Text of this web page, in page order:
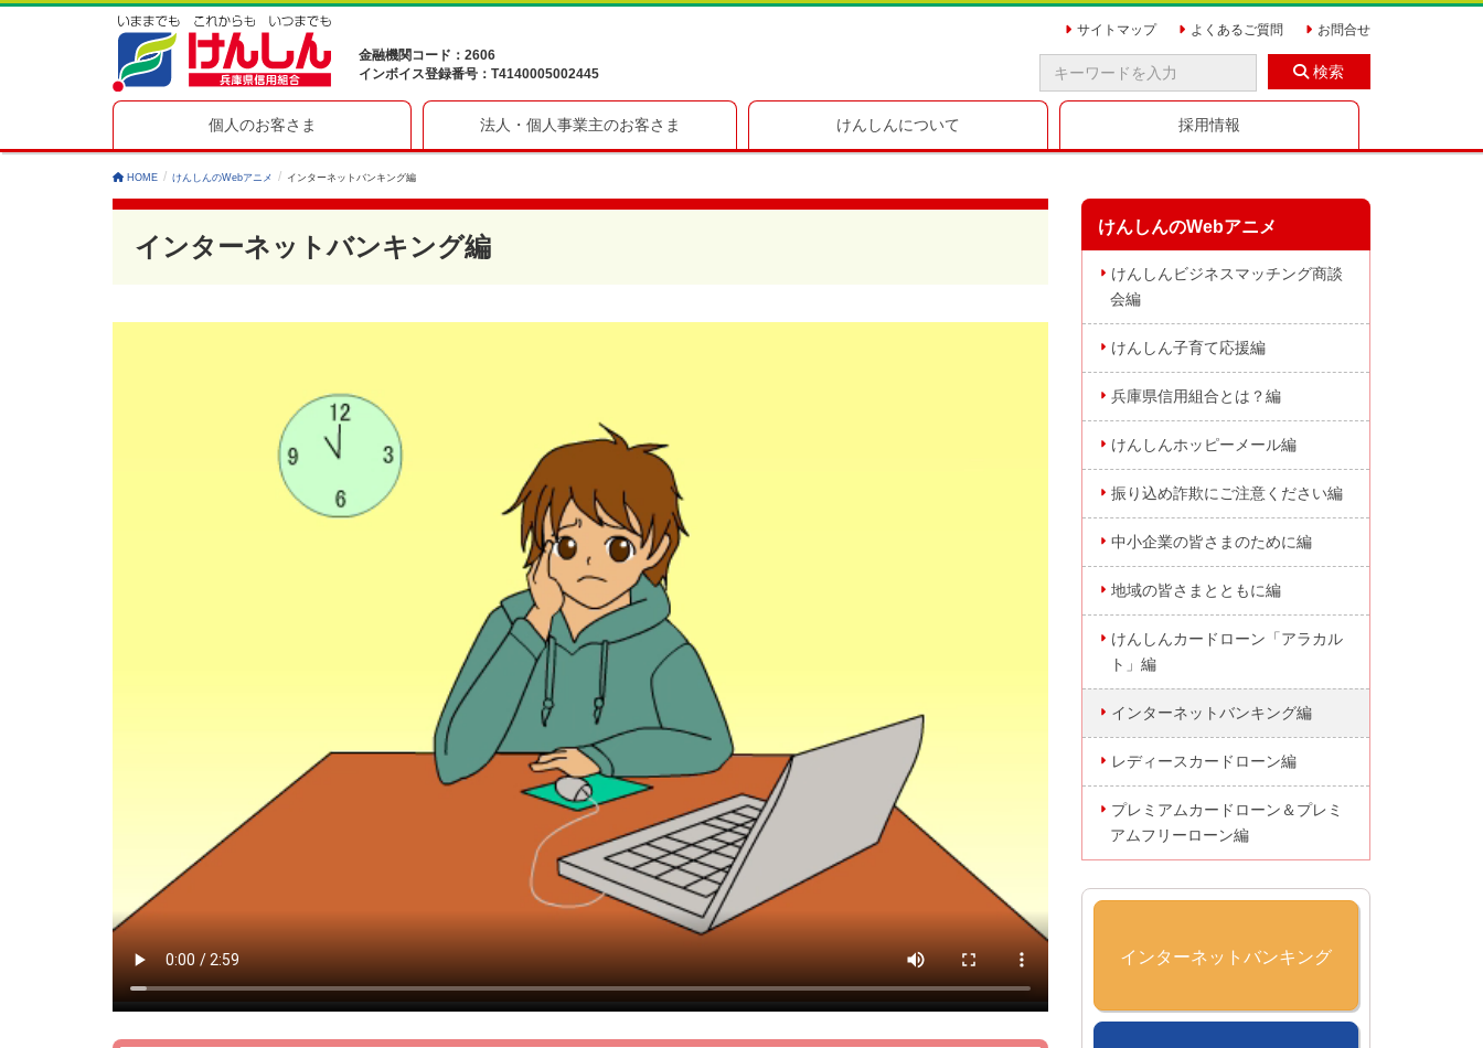
金融機関コード：2606
インボイス登録番号：T4140005002445
サイトマップ よくあるご質問 お問合せ
検索
個人のお客さま 法人・個人事業主のお客さま けんしんについて 採用情報
HOME けんしんのWebアニメ インターネットバンキング編
インターネットバンキング編
けんしんのWebアニメ
けんしんビジネスマッチング商談
会編
けんしん子育て応援編
兵庫県信用組合とは？編
けんしんホッピーメール編
振り込め詐欺にご注意ください編
中小企業の皆さまのために編
地域の皆さまとともに編
けんしんカードローン「アラカル
ト」編
インターネットバンキング編
レディースカードローン編
プレミアムカードローン＆プレミ
アムフリーローン編
インターネットバンキング